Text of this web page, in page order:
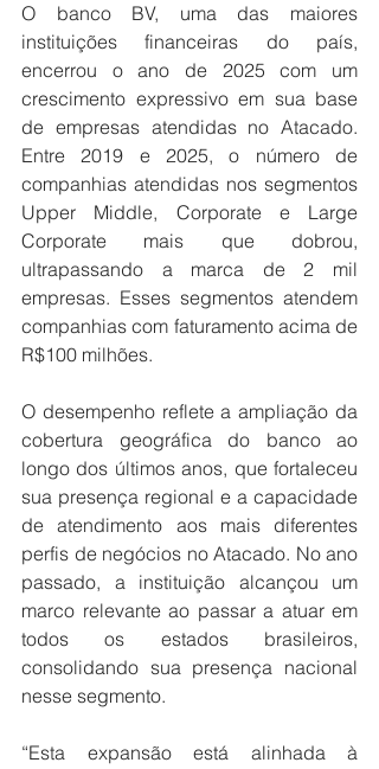
O banco BV, uma das maiores
instituições financeiras do país,
encerrou o ano de 2025 com um
crescimento expressivo em sua base
de empresas atendidas no Atacado.
Entre 2019 e 2025, o número de
companhias atendidas nos segmentos
Upper Middle, Corporate e Large
Corporate mais que dobrou,
ultrapassando a marca de 2 mil
empresas. Esses segmentos atendem
companhias com faturamento acima de
R$100 milhões.
O desempenho reflete a ampliação da
cobertura geográfica do banco ao
longo dos últimos anos, que fortaleceu
sua presença regional e a capacidade
de atendimento aos mais diferentes
perfis de negócios no Atacado. No ano
passado, a instituição alcançou um
marco relevante ao passar a atuar em
todos os estados brasileiros,
consolidando sua presença nacional
nesse segmento.
“Esta expansão está alinhada à